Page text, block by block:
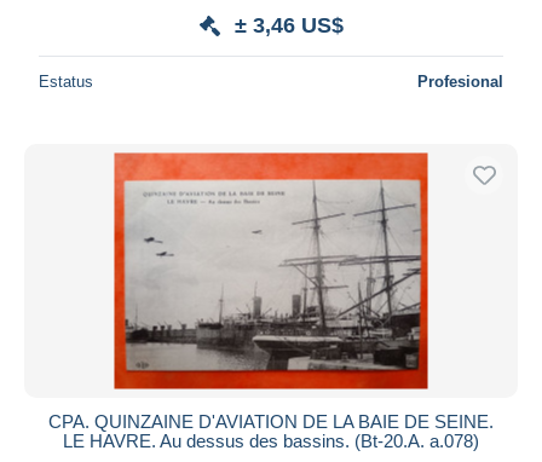
± 3,46 US$
Estatus Profesional
CPA. QUINZAINE D'AVIATION DE LA BAIE DE SEINE.
LE HAVRE. Au dessus des bassins. (Bt-20.A. a.078)